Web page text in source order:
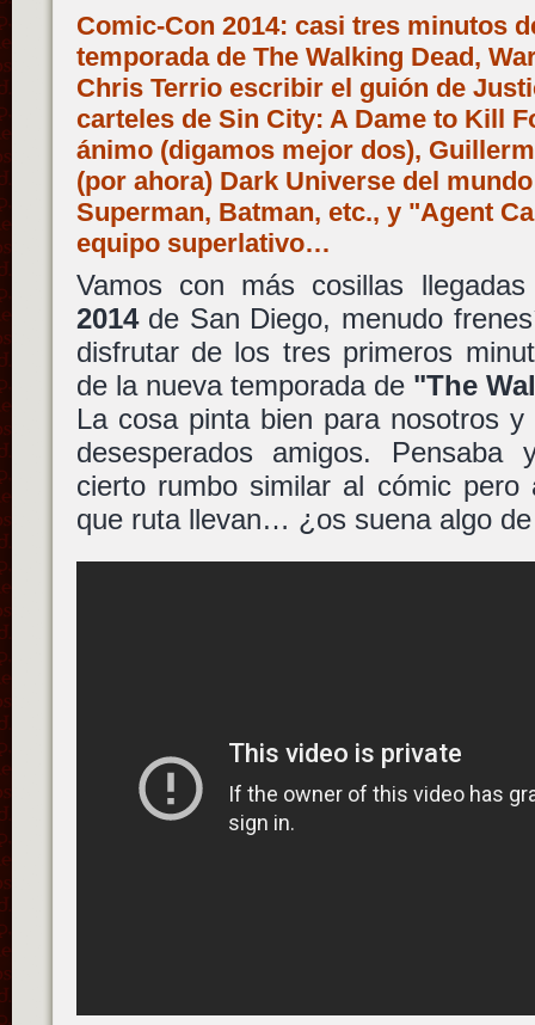
Comic-Con 2014: casi tres minutos
temporada de The Walking Dead,
Chris Terrio escribir el guión de
carteles de Sin City: A Dame to Kill
ánimo (digamos mejor dos),
(por ahora) Dark Universe del
Superman, Batman, etc., y "Agent
equipo superlativo…
Vamos con más cosillas
2014de San Diego, menudo
disfrutar de los tres primeros
de la nueva temporada de "The
La cosa pinta bien para nosotros
desesperados amigos. Pensaba
cierto rumbo similar al cómic
que ruta llevan… ¿os suena algo